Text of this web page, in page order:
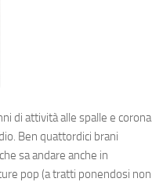
di attività alle spalle e corona
Ben quattordici brani
sa andare anche in
pop (a tratti ponendosi non